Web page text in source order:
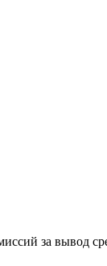
за вывод